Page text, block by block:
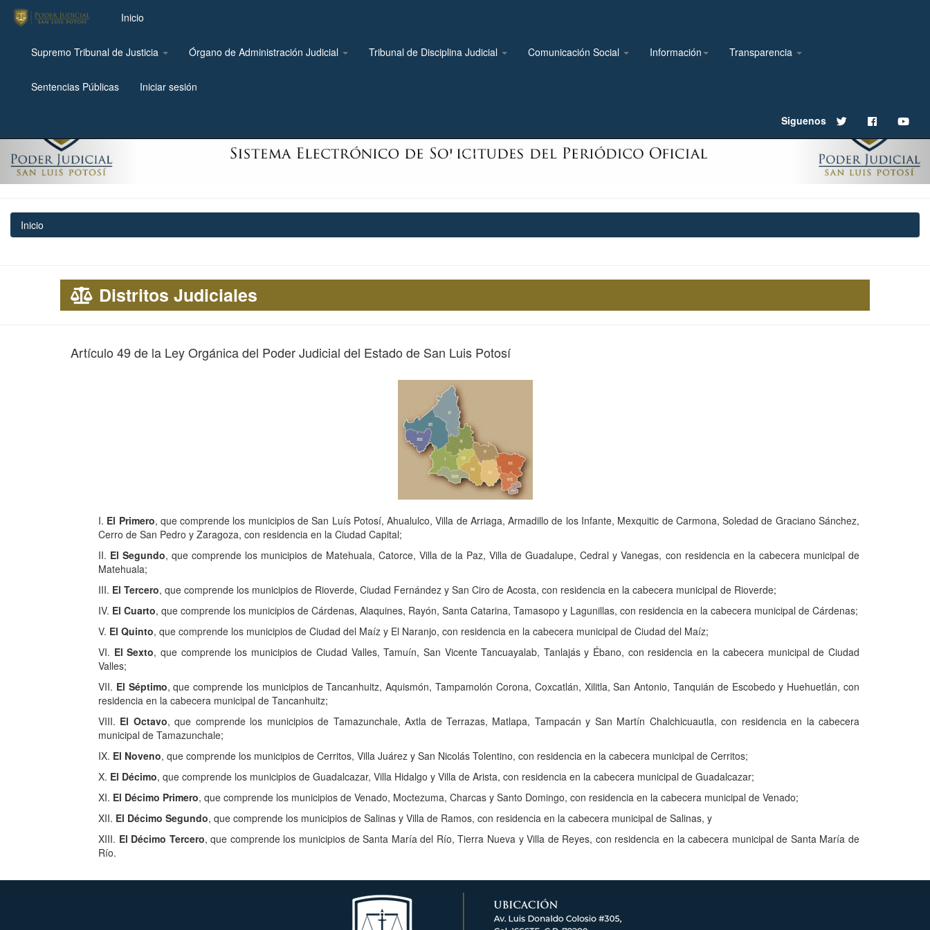
Inicio
Supremo Tribunal de Justicia Órgano de Administración Judicial Tribunal de Disciplina Judicial Comunicación Social Información Transparencia
Sentencias Públicas Iniciar sesión
Siguenos
Inicio
Distritos Judiciales
Artículo 49 de la Ley Orgánica del Poder Judicial del Estado de San Luis Potosí
I. El Primero, que comprende los municipios de San Luís Potosí, Ahualulco, Villa de Arriaga, Armadillo de los Infante, Mexquitic de Carmona, Soledad de Graciano Sánchez,
Cerro de San Pedro y Zaragoza, con residencia en la Ciudad Capital;
II. El Segundo, que comprende los municipios de Matehuala, Catorce, Villa de la Paz, Villa de Guadalupe, Cedral y Vanegas, con residencia en la cabecera municipal de
Matehuala;
III. El Tercero, que comprende los municipios de Rioverde, Ciudad Fernández y San Ciro de Acosta, con residencia en la cabecera municipal de Rioverde;
IV. El Cuarto, que comprende los municipios de Cárdenas, Alaquines, Rayón, Santa Catarina, Tamasopo y Lagunillas, con residencia en la cabecera municipal de Cárdenas;
V. El Quinto, que comprende los municipios de Ciudad del Maíz y El Naranjo, con residencia en la cabecera municipal de Ciudad del Maíz;
VI. El Sexto, que comprende los municipios de Ciudad Valles, Tamuín, San Vicente Tancuayalab, Tanlajás y Ébano, con residencia en la cabecera municipal de Ciudad
Valles;
VII. El Séptimo, que comprende los municipios de Tancanhuitz, Aquismón, Tampamolón Corona, Coxcatlán, Xilitla, San Antonio, Tanquián de Escobedo y Huehuetlán, con
residencia en la cabecera municipal de Tancanhuitz;
VIII. El Octavo, que comprende los municipios de Tamazunchale, Axtla de Terrazas, Matlapa, Tampacán y San Martín Chalchicuautla, con residencia en la cabecera
municipal de Tamazunchale;
IX. El Noveno, que comprende los municipios de Cerritos, Villa Juárez y San Nicolás Tolentino, con residencia en la cabecera municipal de Cerritos;
X. El Décimo, que comprende los municipios de Guadalcazar, Villa Hidalgo y Villa de Arista, con residencia en la cabecera municipal de Guadalcazar;
XI. El Décimo Primero, que comprende los municipios de Venado, Moctezuma, Charcas y Santo Domingo, con residencia en la cabecera municipal de Venado;
XII. El Décimo Segundo, que comprende los municipios de Salinas y Villa de Ramos, con residencia en la cabecera municipal de Salinas, y
XIII. El Décimo Tercero, que comprende los municipios de Santa María del Río, Tierra Nueva y Villa de Reyes, con residencia en la cabecera municipal de Santa María de
Río.